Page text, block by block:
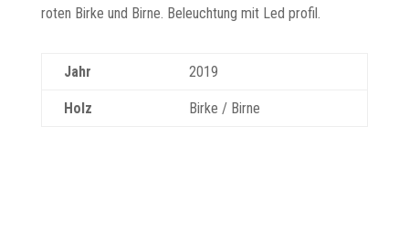
roten Birke und Birne. Beleuchtung mit Led profil.
Jahr 2019
Holz Birke / Birne